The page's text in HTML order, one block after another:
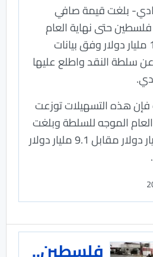
بلغت قيمة صافي
حتى نهاية العام
2024 نحو 11.9 مليار دولار وفق بيانات
سلطة النقد واطلع عليها
فإن هذه التسهيلات توزعت
الموجه للسلطة وبلغت
قيمتها 2.8 مليار دولار مقابل 9.1 مليار دولار